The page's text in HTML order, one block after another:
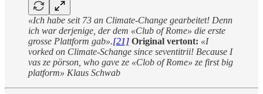
«Ich habe seit 73 an Climate-Change gearbeitet! Denn
ich war derjenige, der dem «Club of Rome» die erste
grosse Plattform gab».[21] Original vertont: «I
vorked on Climate-Schange since seventitrii! Because I
vas ze pörson, who gave ze «Clob of Rome» ze first big
platform» Klaus Schwab